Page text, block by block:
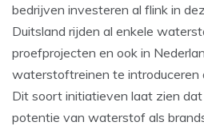
bedrijven investeren al flink in
Duitsland rijden al enkele
proefprojecten en ook in
waterstoftreinen te introduceren
Dit soort initiatieven laat zien
potentie van waterstof als